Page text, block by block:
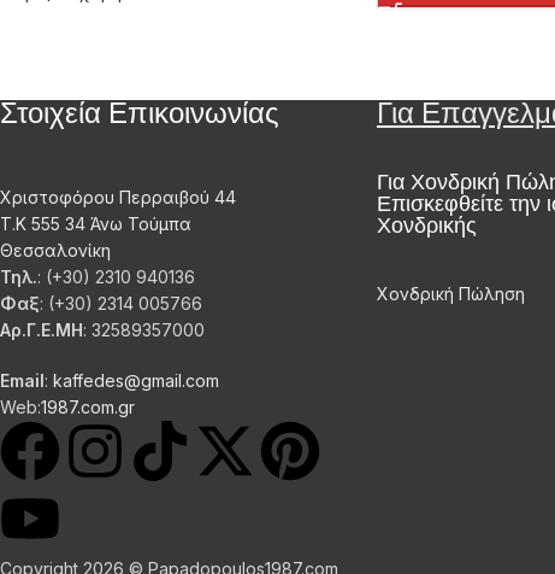
Στοιχεία Επικοινωνίας
Χριστοφόρου Περραιβού 44
Τ.Κ 555 34 Άνω Τούμπα
Θεσσαλονίκη
Τηλ.: (+30) 2310 940136
Φαξ: (+30) 2314 005766
Αρ.Γ.Ε.ΜΗ: 32589357000
Email: kaffedes@gmail.com
Web:1987.com.gr
Για
Για Χονδρική
Επισκεφθείτε την
Χονδρικής
Χονδρική Πώληση
Copyright 2026 © Papadopoulos1987.com